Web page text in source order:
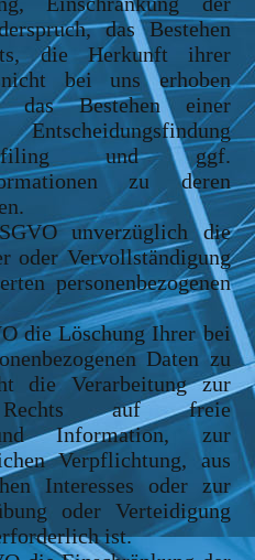
das Bestehen
die Herkunft ihrer
bei uns erhoben
das Bestehen einer
und ggf.
zu deren
unverzüglich die
oder Vervollständigung
personenbezogenen
die Löschung Ihrer bei
Daten zu
die Verarbeitung zur
auf freie
Information, zur
Verpflichtung, aus
Interesses oder zur
oder Verteidigung
ist.